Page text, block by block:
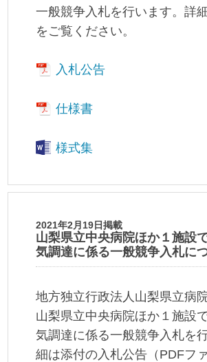
一般競争入札を行います。詳
をご覧ください。
入札公告
仕様書
様式集
2021年2月19日掲載
山梨県立中央病院ほか１施設
気調達に係る一般競争入札に
地方独立行政法人山梨県立病
山梨県立中央病院ほか１施設
気調達に係る一般競争入札を
細は添付の入札公告（PDFフ